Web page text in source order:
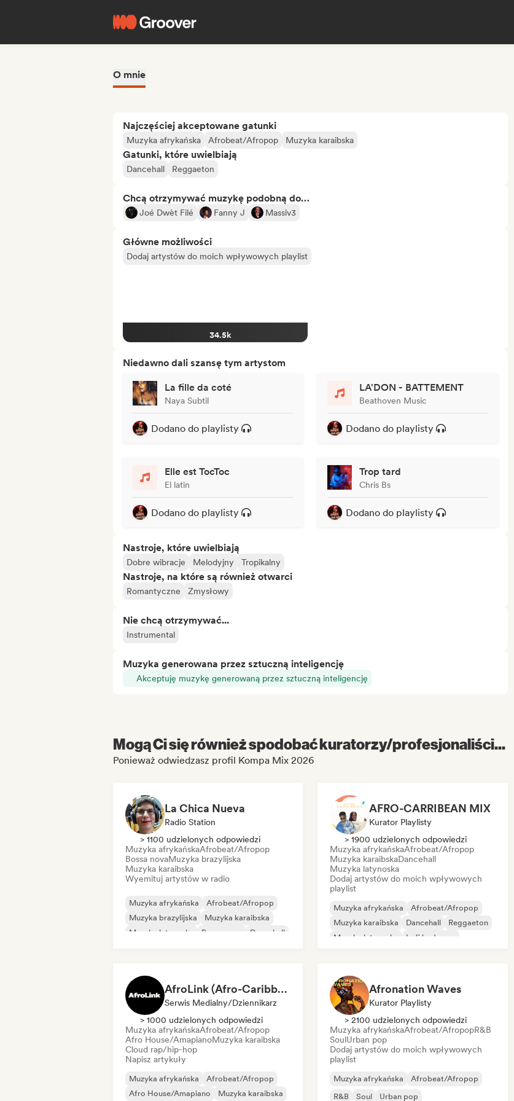
O mnie
Najczęściej akceptowane gatunki
Muzyka afrykańska Afrobeat/Afropop Muzyka karaibska
Gatunki, które uwielbiają
Dancehall Reggaeton
Chcą otrzymywać muzykę podobną do…
Joé Dwèt Filé Fanny J Massiv3
Główne możliwości
Dodaj artystów do moich wpływowych playlist
34.5k
Niedawno dali szansę tym artystom
La fille da coté
Naya Subtil
Dodano do playlisty
LA'DON - BATTEMENT
Beathoven Music
Dodano do playlisty
Elle est TocToc
El latin
Dodano do playlisty
Trop tard
Chris Bs
Dodano do playlisty
Nastroje, które uwielbiają
Dobre wibracje Melodyjny Tropikalny
Nastroje, na które są również otwarci
Romantyczne Zmysłowy
Nie chcą otrzymywać...
Instrumental
Muzyka generowana przez sztuczną inteligencję
Akceptuję muzykę generowaną przez sztuczną inteligencję
Mogą Ci się również spodobać kuratorzy/profesjonaliści...
Ponieważ odwiedzasz profil Kompa Mix 2026
La Chica Nueva
Radio Station
> 1100 udzielonych odpowiedzi
Muzyka afrykańskaAfrobeat/Afropop
Bossa novaMuzyka brazylijska
Muzyka karaibska
Wyemituj artystów w radio
Muzyka afrykańska
Afrobeat/Afropop
Muzyka brazylijska
Muzyka karaibska
Muzyka latynoska
Bossa nova
Dancehall
AFRO-CARRIBEAN MIX
Kurator Playlisty
> 1900 udzielonych odpowiedzi
Muzyka afrykańskaAfrobeat/Afropop
Muzyka karaibskaDancehall
Muzyka latynoska
Dodaj artystów do moich wpływowych
playlist
Muzyka afrykańska
Afrobeat/Afropop
Muzyka karaibska
Dancehall
Reggaeton
Muzyka latynoska
Lofi bedroom
AfroLink (Afro-Caribbean focus)
Serwis Medialny/Dziennikarz
> 1000 udzielonych odpowiedzi
Muzyka afrykańskaAfrobeat/Afropop
Afro House/AmapianoMuzyka karaibska
Cloud rap/hip-hop
Napisz artykuły
Muzyka afrykańska
Afrobeat/Afropop
Afro House/Amapiano
Muzyka karaibska
Afronation Waves
Kurator Playlisty
> 2100 udzielonych odpowiedzi
Muzyka afrykańskaAfrobeat/AfropopR&B
SoulUrban pop
Dodaj artystów do moich wpływowych
playlist
Muzyka afrykańska
Afrobeat/Afropop
R&B
Soul Urban pop